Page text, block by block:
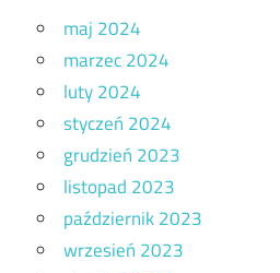
maj 2024
marzec 2024
luty 2024
styczeń 2024
grudzień 2023
listopad 2023
październik 2023
wrzesień 2023